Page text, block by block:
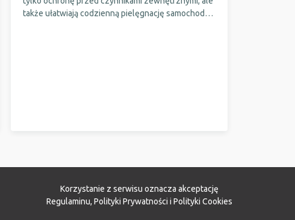
także ułatwiają codzienną pielęgnację samochodu.
Korzystanie z serwisu oznacza akceptację
Regulaminu, Polityki Prywatności i Polityki Cookies